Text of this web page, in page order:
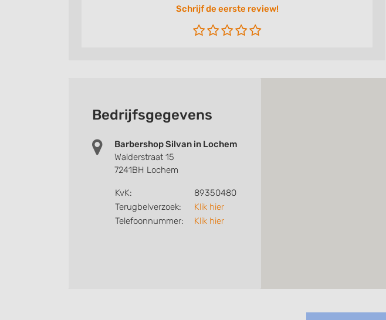
Schrijf de eerste review!
Bedrijfsgegevens
Barbershop Silvan in Lochem
Walderstraat 15
7241BH Lochem
KvK:
89350480
Terugbelverzoek:
Klik hier
Telefoonnummer:
Klik hier